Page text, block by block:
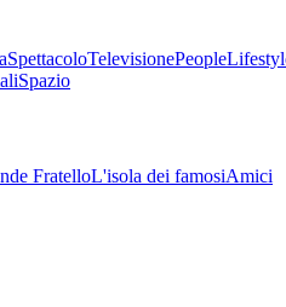
SpettacoloTelevisionePeople
Spazio
FratelloL'isola dei famosiAmici